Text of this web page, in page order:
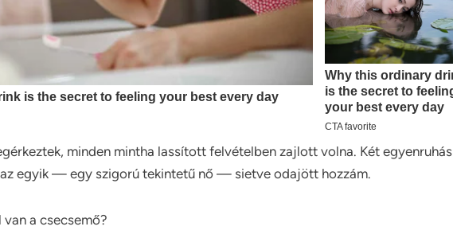
minden mintha lassított felvételben zajlott volna. Két egyenruhás
egyik — egy szigorú tekintetű nő — sietve odajött hozzám.
a csecsemő?